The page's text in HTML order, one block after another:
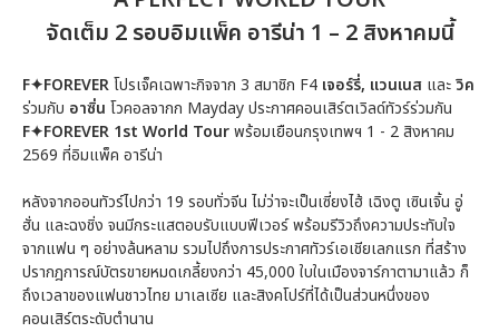
จัดเต็ม 2 รอบอิมแพ็ค อารีน่า 1 – 2 สิงหาคมนี้
F✦FOREVERโปรเจ็คเฉพาะกิจจาก 3 สมาชิก F4 เจอร์รี่, แวนเนส และวิค
ร่วมกับ อาซิ่น โวคอลจากก Mayday ประกาศคอนเสิร์ตเวิลด์ทัวร์ร่วมกัน
F✦FOREVER 1st World Tourพร้อมเยือนกรุงเทพฯ 1 - 2 สิงหาคม
2569 ที่อิมแพ็ค อารีน่า
หลังจากออนทัวร์ไปกว่า 19 รอบทั่วจีน ไม่ว่าจะเป็นเซี่ยงไฮ้ เฉิงตู เซินเจิ้น อู่
ฮั่น และฉงชิ่ง จนมีกระแสตอบรับแบบฟีเวอร์ พร้อมรีวิวถึงความประทับใจ
จากแฟน ๆ อย่างล้นหลาม รวมไปถึงการประกาศทัวร์เอเชียเลกแรก ที่สร้าง
ปรากฎการณ์บัตรขายหมดเกลี้ยงกว่า 45,000 ใบในเมืองจาร์กาตามาแล้ว ก็
ถึงเวลาของแฟนชาวไทย มาเลเซีย และสิงคโปร์ที่ได้เป็นส่วนหนึ่งของ
คอนเสิร์ตระดับตำนาน